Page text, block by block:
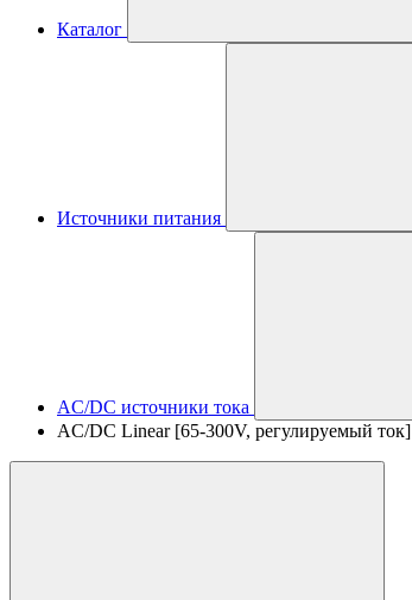
Каталог
Источники питания
AC/DC источники тока
AC/DC Linear [65-300V, регулируемый ток]